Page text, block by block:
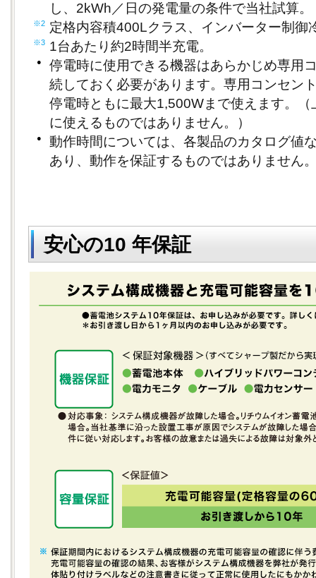
し、2kWh／日の発電量の条件で当社試算。
※2 定格内容積400Lクラス、インバーター制御
※3 1台あたり約2時間半充電。
●
停電時に使用できる機器はあらかじめ専用
続しておく必要があります。専用コンセン
停電時ともに最大1,500Wまで使えます。
に使えるものではありません。）
●
動作時間については、各製品のカタログ値
あり、動作を保証するものではありません
安心の10 年保証